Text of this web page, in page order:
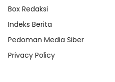
Box Redaksi
Indeks Berita
Pedoman Media Siber
Privacy Policy